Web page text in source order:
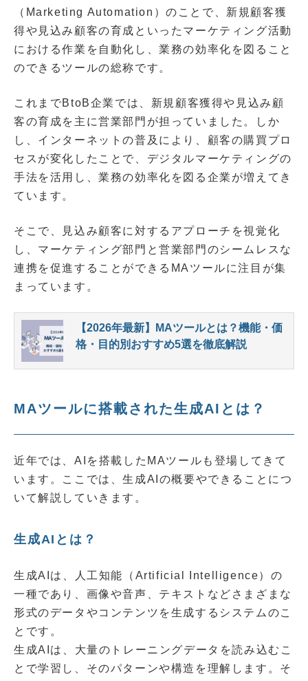
（Marketing Automation）のことで、新規顧客獲
得や見込み顧客の育成といったマーケティング活動
における作業を自動化し、業務の効率化を図ること
のできるツールの総称です。
これまでBtoB企業では、新規顧客獲得や見込み顧
客の育成を主に営業部門が担っていました。しか
し、インターネットの普及により、顧客の購買プロ
セスが変化したことで、デジタルマーケティングの
手法を活用し、業務の効率化を図る企業が増えてき
ています。
そこで、見込み顧客に対するアプローチを視覚化
し、マーケティング部門と営業部門のシームレスな
連携を促進することができるMAツールに注目が集
まっています。
【2026年最新】MAツールとは？機能・価
格・目的別おすすめ5選を徹底解説
MAツールに搭載された生成AIとは？
近年では、AIを搭載したMAツールも登場してきて
います。ここでは、生成AIの概要やできることにつ
いて解説していきます。
生成AIとは？
生成AIは、人工知能（Artificial Intelligence）の
一種であり、画像や音声、テキストなどさまざまな
形式のデータやコンテンツを生成するシステムのこ
とです。
生成AIは、大量のトレーニングデータを読み込むこ
とで学習し、そのパターンや構造を理解します。そ